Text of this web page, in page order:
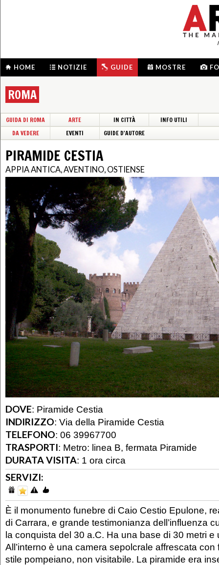
HOME NOTIZIE GUIDE MOSTRE
ROMA
GUIDA DI ROMA ARTE IN CITTÀ
INFO UTILI
DA VEDERE
EVENTI GUIDE D'AUTORE
PIRAMIDE CESTIA
APPIA ANTICA, AVENTINO, OSTIENSE
DOVE: Piramide Cestia
INDIRIZZO: Via della Piramide Cestia
TELEFONO: 06 39967700
TRASPORTI: Metro: linea B, fermata Piramide
DURATA VISITA: 1 ora circa
SERVIZI:
È il monumento funebre di Caio Cestio Epulone,
di Carrara, e grande testimonianza dell’influenza
la conquista del 30 a.C. Ha una base di 30 metri e
All’interno è una camera sepolcrale affrescata con
stile pompeiano, non visitabile. La piramide era